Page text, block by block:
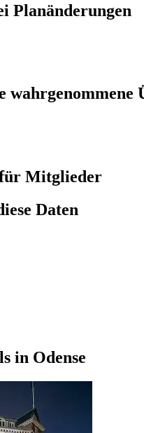
Planänderungen
wahrgenommene
Mitglieder
Daten
in Odense